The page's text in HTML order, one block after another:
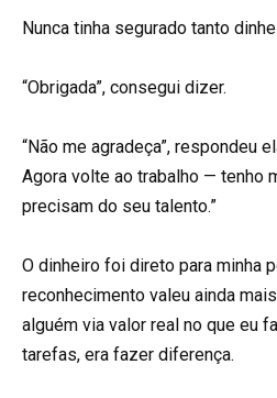
Nunca tinha segurado tanto
“Obrigada”, consegui dizer.
“Não me agradeça”, respondeu
Agora volte ao trabalho — tenho
precisam do seu talento.”
O dinheiro foi direto para minha
reconhecimento valeu ainda
alguém via valor real no que eu
tarefas, era fazer diferença.